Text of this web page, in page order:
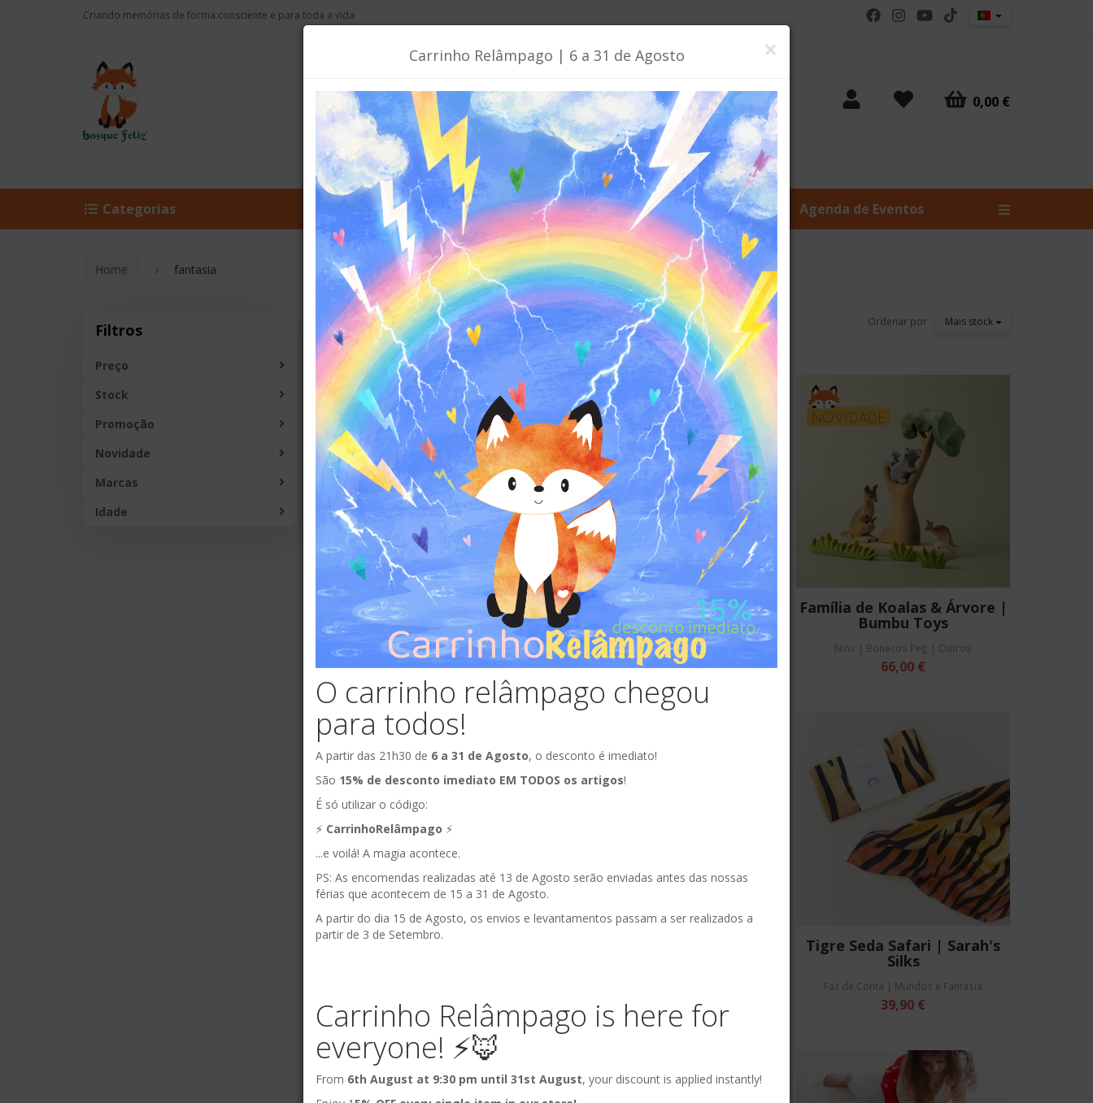
Criando memórias de forma consciente e para toda a vida
0,00 €
Novidades Promoções Brinquedos | Jogos | Materiais Livros Agenda de Eventos
Categorias
Home fantasia
Filtros
Preço
Stock
Promoção
Novidade
Marcas
Idade
fantasia Ordenar por Mais stock
NOVIDADE
Eucalipto | Bumbu Toys
Nins | Bonecos Peg | Outros
37,50 €
NOVIDADE
Família de Coalas | Bumbu
Toys
Nins | Bonecos Peg | Outros
30,50 €
NOVIDADE
Família de Koalas & Árvore |
Bumbu Toys
Nins | Bonecos Peg | Outros
66,00 €
Máscara Arco-Íris | Sarah's
19,00 €
Tigre Seda Safari | Sarah's
Silks
Faz de Conta | Mundos e Fantasia
39,90 €
×
Carrinho Relâmpago | 6 a 31 de Agosto
O carrinho relâmpago chegou
para todos!
A partir das 21h30 de 6 a 31 de Agosto, o desconto é imediato!
São 15% de desconto imediato EM TODOS os artigos!
É só utilizar o código:
⚡️ CarrinhoRelâmpago ⚡️
...e voilá! A magia acontece.
PS: As encomendas realizadas até 13 de Agosto serão enviadas antes das nossas
férias que acontecem de 15 a 31 de Agosto.
A partir do dia 15 de Agosto, os envios e levantamentos passam a ser realizados a
partir de 3 de Setembro.
Carrinho Relâmpago is here for
everyone! ⚡️🦊
From 6th August at 9:30 pm until 31st August, your discount is applied instantly!